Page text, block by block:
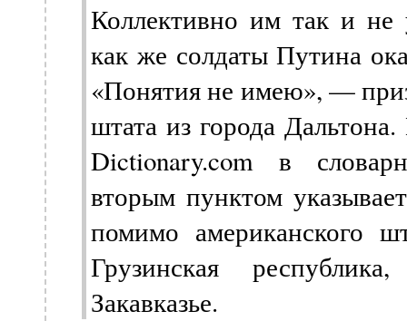
Коллективно им так и не
как же солдаты Путина
«Понятия не имею», —
штата из города
Dictionary.com в
вторым пунктом
помимо американского
Грузинская
Закавказье.